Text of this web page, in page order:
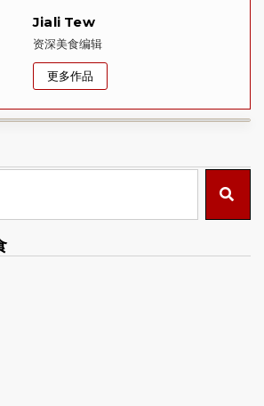
Jiali Tew
资深美食编辑
更多作品